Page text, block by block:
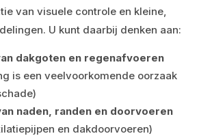
van visuele controle en kleine,
U kunt daarbij denken aan:
dakgoten en regenafvoeren
is een veelvoorkomende oorzaak
naden, randen en doorvoeren
en dakdoorvoeren)